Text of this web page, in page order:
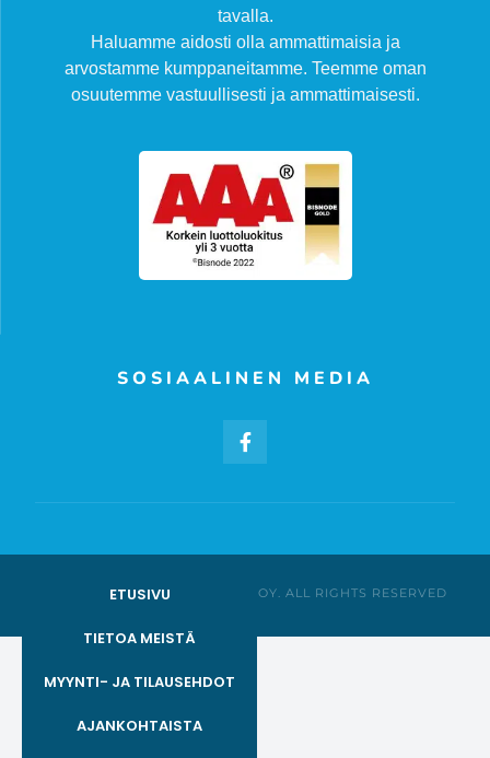
tavalla.
Haluamme aidosti olla ammattimaisia ja
arvostamme kumppaneitamme. Teemme oman
osuutemme vastuullisesti ja ammattimaisesti.
SOSIAALINEN MEDIA
ETUSIVU
TIETOA MEISTÄ
MYYNTI- JA TILAUSEHDOT
AJANKOHTAISTA
© AGENTUURILIIKE CAMEE OY. ALL RIGHTS RESERVED